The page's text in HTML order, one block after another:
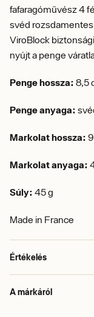
fafaragóművész 4
svéd
ViroBlock
nyújt a penge
Penge hossza: 8,5
Penge anyaga:
Markolat hossza:
Markolat anyaga:
Súly: 45 g
Made in France
Értékelés
A márkáról